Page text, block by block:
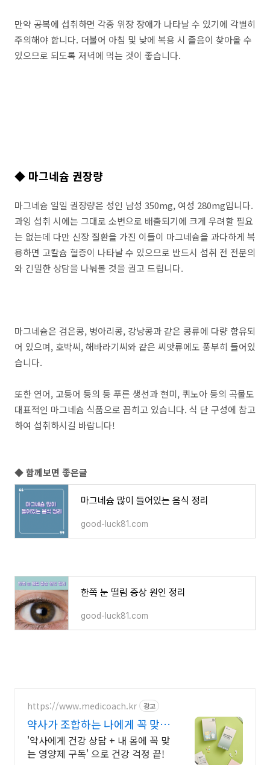
만약 공복에 섭취하면 각종 위장 장애가 나타날 수 있기에 각별히
주의해야 합니다. 더불어 아침 및 낮에 복용 시 졸음이 찾아올 수
있으므로 되도록 저녁에 먹는 것이 좋습니다.
◆ 마그네슘 권장량
마그네슘 일일 권장량은 성인 남성 350mg, 여성 280mg입니다.
과잉 섭취 시에는 그대로 소변으로 배출되기에 크게 우려할 필요
는 없는데 다만 신장 질환을 가진 이들이 마그네슘을 과다하게 복
용하면 고칼슘 혈증이 나타날 수 있으므로 반드시 섭취 전 전문의
와 긴밀한 상담을 나눠볼 것을 권고 드립니다.
마그네슘은 검은콩, 병아리콩, 강낭콩과 같은 콩류에 다량 함유되
어 있으며, 호박씨, 해바라기씨와 같은 씨앗류에도 풍부히 들어있
습니다.
또한 연어, 고등어 등의 등 푸른 생선과 현미, 퀴노아 등의 곡물도
대표적인 마그네슘 식품으로 꼽히고 있습니다. 식 단 구성에 참고
하여 섭취하시길 바랍니다!
◆ 함께보면 좋은글
마그네슘 많이 들어있는 음식 정리
good-luck81.com
한쪽 눈 떨림 증상 원인 정리
good-luck81.com
https://www.medicoach.kr 광고
약사가 조합하는 나에게 꼭 맞는
맞춤형 영양제.
'약사에게 건강 상담 + 내 몸에 꼭 맞
는 영양제 구독' 으로 건강 걱정 끝!